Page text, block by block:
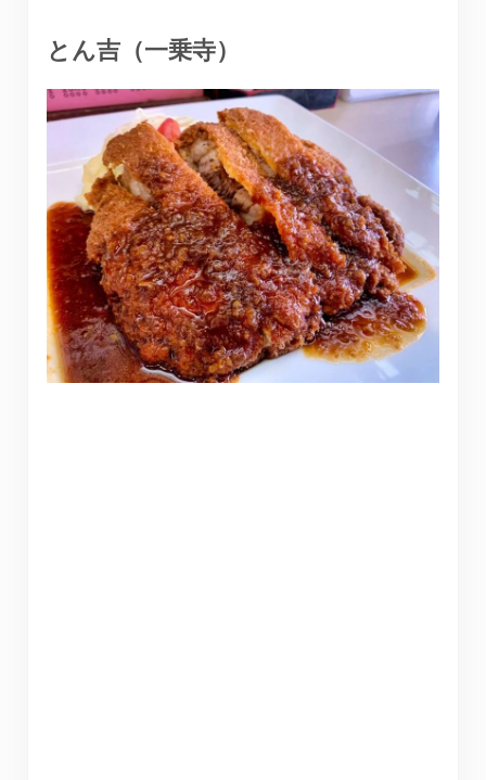
とん吉（一乗寺）